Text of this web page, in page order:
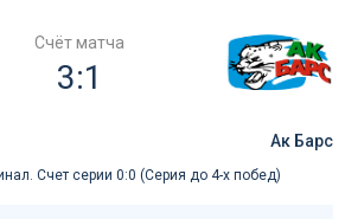
Счёт матча
3:1
Ак Барс
Счет серии 0:0 (Серия до 4-х побед)